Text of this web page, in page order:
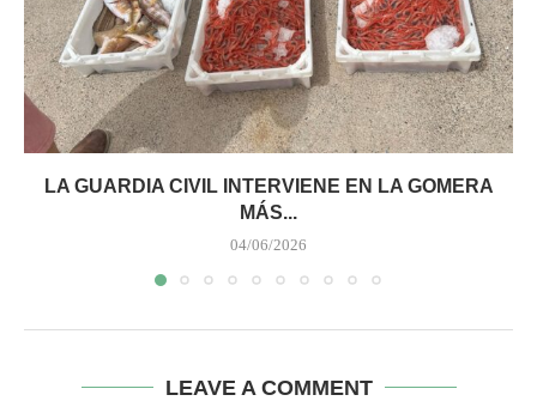
LA GUARDIA CIVIL INTERVIENE EN LA GOMERA
MÁS...
04/06/2026
LEAVE A COMMENT